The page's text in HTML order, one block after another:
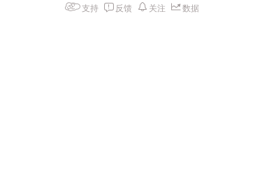
支持 反馈 关注 数据